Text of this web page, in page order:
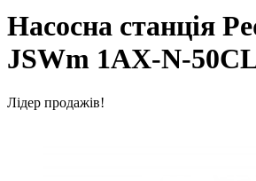
Насосна станція
JSWm 1AX-N-
Лідер продажів!